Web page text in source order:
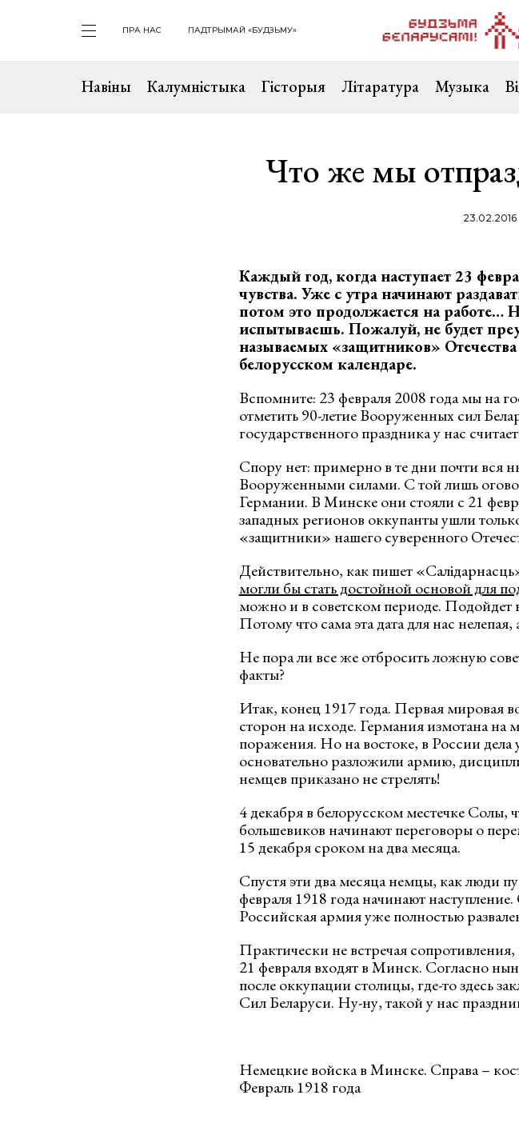
ПРА НАС ПАДТРЫМАЙ «БУДЗЬМУ»
Навіны Калумністыка Гісторыя Літаратура Музыка
Что же мы
23.02.2016
Каждый год, когда наступает 23
чувства. Уже с утра начинают
потом это продолжается на работе…
испытываешь. Пожалуй, не будет
называемых «защитников»
белорусском календаре.
Вспомните: 23 февраля 2008 года мы на
отметить 90-летие Вооруженных сил
государственного праздника у нас
Спору нет: примерно в те дни почти вся
Вооруженными силами. С той лишь
Германии. В Минске они стояли с 21
западных регионов оккупанты ушли
«защитники» нашего суверенного
Действительно, как пишет
могли бы стать достойной основой для
можно и в советском периоде. Подойдет
Потому что сама эта дата для нас
Не пора ли все же отбросить ложную
факты?
Итак, конец 1917 года. Первая мировая
сторон на исходе. Германия измотана
поражения. Но на востоке, в России дела
основательно разложили армию,
немцев приказано не стрелять!
4 декабря в белорусском местечке
большевиков начинают переговоры о
15 декабря сроком на два месяца.
Спустя эти два месяца немцы, как люди
февраля 1918 года начинают
Российская армия уже полностью
Практически не встречая
21 февраля входят в Минск. Согласно
после оккупации столицы, где-то здесь
Сил Беларуси. Ну-ну, такой у нас
Немецкие войска в Минске. Справа –
Февраль 1918 года